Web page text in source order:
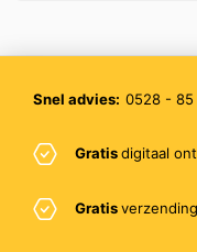
Snel advies: 0528 - 85
Gratisdigitaal
Gratisverzending